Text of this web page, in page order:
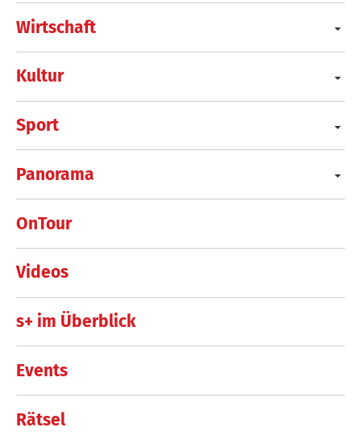
Wirtschaft
Kultur
Sport
Panorama
OnTour
Videos
s+ im Überblick
Events
Rätsel